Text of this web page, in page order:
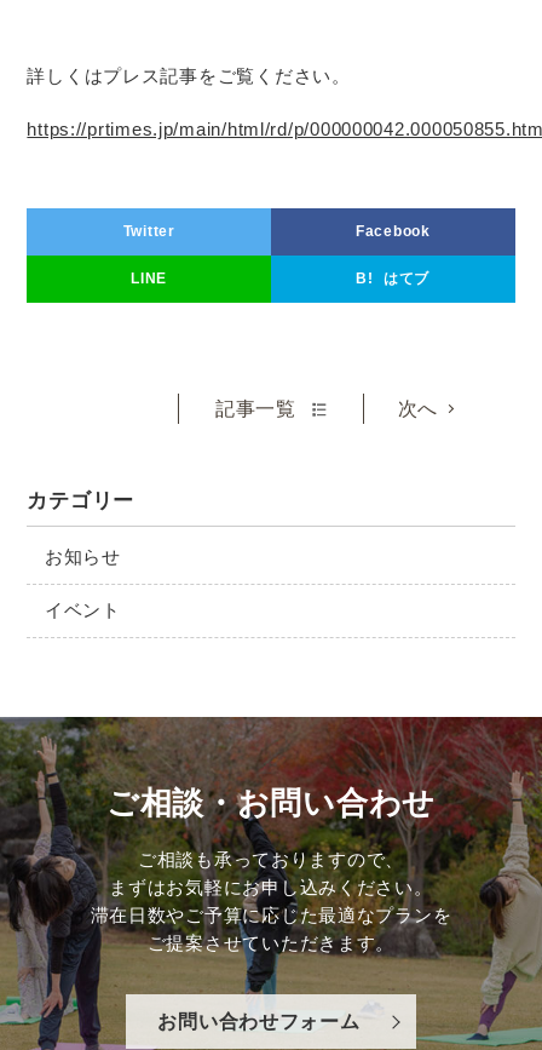
詳しくはプレス記事をご覧ください。
https://prtimes.jp/main/html/rd/p/
Twitter Facebook
LINE B! はてブ
記事一覧 次へ
カテゴリー
お知らせ
イベント
ご相談・お問い合わせ
ご相談も承っておりますので、
まずはお気軽にお申し込みください。
滞在日数やご予算に応じた最適なプランを
ご提案させていただきます。
お問い合わせフォーム